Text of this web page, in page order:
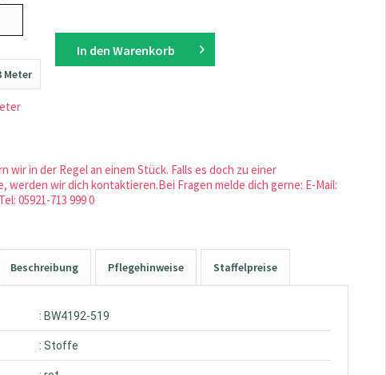
Meter
In den Warenkorb
wir in der Regel an einem Stück. Falls es doch zu einer
werden wir dich kontaktieren.Bei Fragen melde dich gerne: E-Mail:
05921-713 999 0
Beschreibung Pflegehinweise Staffelpreise
: BW4192-519
: Stoffe